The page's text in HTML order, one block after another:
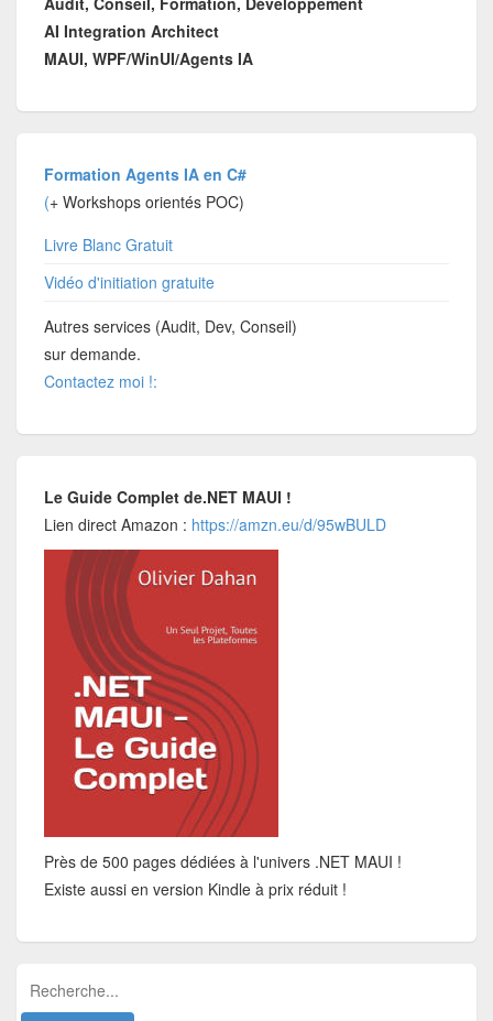
AI Integration Architect
MAUI, WPF/WinUI/Agents IA
Formation Agents IA en C#
(+ Workshops orientés POC)
Livre Blanc Gratuit
Vidéo d'initiation gratuite
Autres services (Audit, Dev, Conseil)
sur demande.
Contactez moi !:
Le Guide Complet de.NET MAUI !
Lien direct Amazon : https://amzn.eu/d/95wBULD
Près de 500 pages dédiées à l'univers .NET MAUI !
Existe aussi en version Kindle à prix réduit !